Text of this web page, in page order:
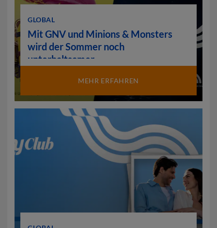
GLOBAL
Mit GNV und Minions & Monsters
wird der Sommer noch
unterhaltsamer
MEHR ERFAHREN